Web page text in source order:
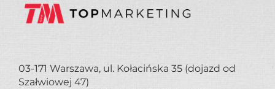
03-171 Warszawa, ul. Kołacińska 35 (dojazd od
Szałwiowej 47)